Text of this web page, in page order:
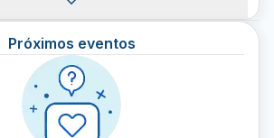
con su combinación única de música. Su
baladas clásicas hasta ritmos
bailar. La banda tiene un talento
melodías cautivadoras con ritmos
proporciona un espectáculo en vivo
energético. Experiencia la apasionada
La Atraktiva comprando boletos a
Próximos eventos